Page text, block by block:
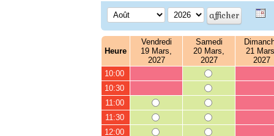
Heure
Vendredi
19 Mars,
2027
Samedi
20 Mars,
2027
21
2027
10:00
10:30
11:00
11:30
12:00